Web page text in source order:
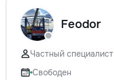
Feodor
Частный специалист
Свободен